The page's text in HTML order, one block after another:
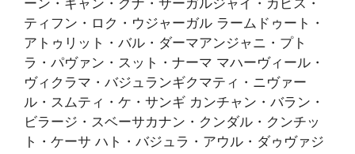
ティフン・ロク・ウジャーガル ラームドゥート・
アトゥリット・バル・ダーマアンジャニ・プト
ラ・パヴァン・スット・ナーマ マハーヴィール・
ヴィクラマ・バジュランギクマティ・ニヴァー
ル・スムティ・ケ・サンギ カンチャン・バラン・
ビラージ・スベーサカナン・クンダル・クンチッ
ト・ケーサ ハト・バジュラ・アウル・ダゥヴァジ